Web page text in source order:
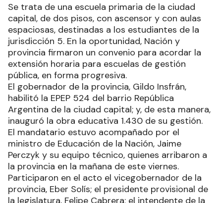
Se trata de una escuela primaria de la ciudad
capital, de dos pisos, con ascensor y con aulas
espaciosas, destinadas a los estudiantes de la
jurisdicción 5. En la oportunidad, Nación y
provincia firmaron un convenio para acordar la
extensión horaria para escuelas de gestión
pública, en forma progresiva.
El gobernador de la provincia, Gildo Insfrán,
habilitó la EPEP 524 del barrio República
Argentina de la ciudad capital; y, de esta manera,
inauguró la obra educativa 1.430 de su gestión.
El mandatario estuvo acompañado por el
ministro de Educación de la Nación, Jaime
Perczyk y su equipo técnico, quienes arribaron a
la provincia en la mañana de este viernes.
Participaron en el acto el vicegobernador de la
provincia, Eber Solís; el presidente provisional de
la legislatura, Felipe Cabrera; el intendente de la